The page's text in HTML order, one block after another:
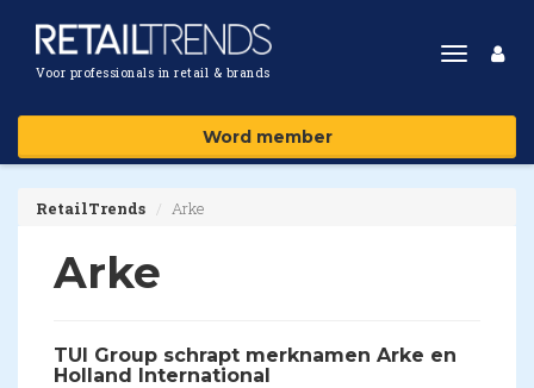
Voor professionals in retail & brands
Toggle
Word member
RetailTrends Arke
Arke
​TUI Group schrapt merknamen Arke en
Holland International